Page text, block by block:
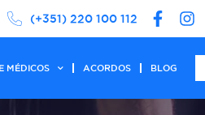
(+351) 220 100 112
MÉDICOS ACORDOS BLOG